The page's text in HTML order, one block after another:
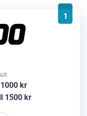
1
kr
1500 kr